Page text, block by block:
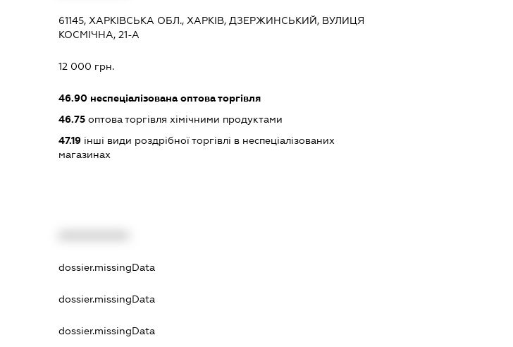
61145, ХАРКІВСЬКА ОБЛ., ХАРКІВ, ДЗЕРЖИНСЬКИЙ, ВУЛИЦЯ
КОСМІЧНА, 21-А
12 000 грн.
46.90неспеціалізована оптова торгівля
46.75оптова торгівля хімічними продуктами
47.19інші види роздрібної торгівлі в неспеціалізованих
магазинах
dossier.missingData
dossier.missingData
dossier.missingData